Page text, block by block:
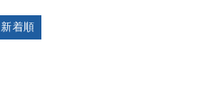
新着順